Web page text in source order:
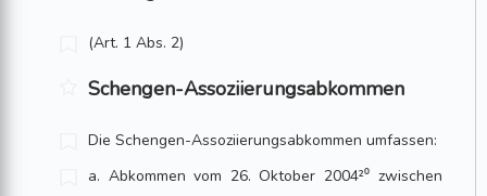
(Art. 1 Abs. 2)
Schengen-Assoziierungsabkommen
Die Schengen-Assoziierungsabkommen umfassen:
a. Abkommen vom 26. Oktober 2004²⁰ zwischen